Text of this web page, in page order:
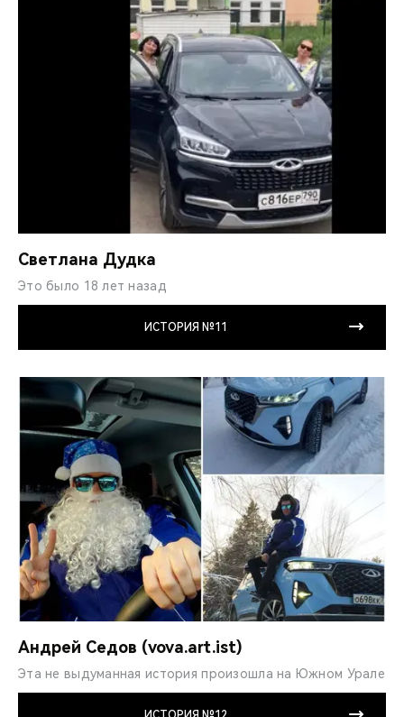
Светлана Дудка
Это было 18 лет назад
ИСТОРИЯ №11
Андрей Седов (vova.art.ist)
Эта не выдуманная ис­тория произошла на Южном Урале